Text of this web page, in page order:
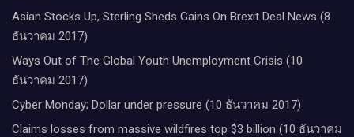
Asian Stocks Up, Sterling Sheds Gains On Brexit Deal News (8
ธันวาคม 2017)
Ways Out of The Global Youth Unemployment Crisis (10
ธันวาคม 2017)
Cyber Monday; Dollar under pressure (10 ธันวาคม 2017)
Claims losses from massive wildfires top $3 billion (10 ธันวาคม